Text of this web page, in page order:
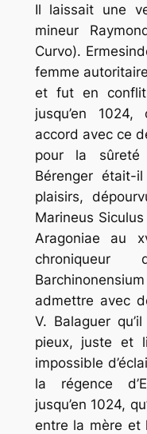
Il laissait une
mineur
Curvo).
femme
et fut en conflit
jusqu’en
accord avec ce
pour la sûreté
Bérenger était-
plaisirs,
Marineus
Aragoniae au
chroniqueur
admettre avec
V. Balaguer
pieux, juste et
impossible
la régence
jusqu’en 1024,
entre la mère et